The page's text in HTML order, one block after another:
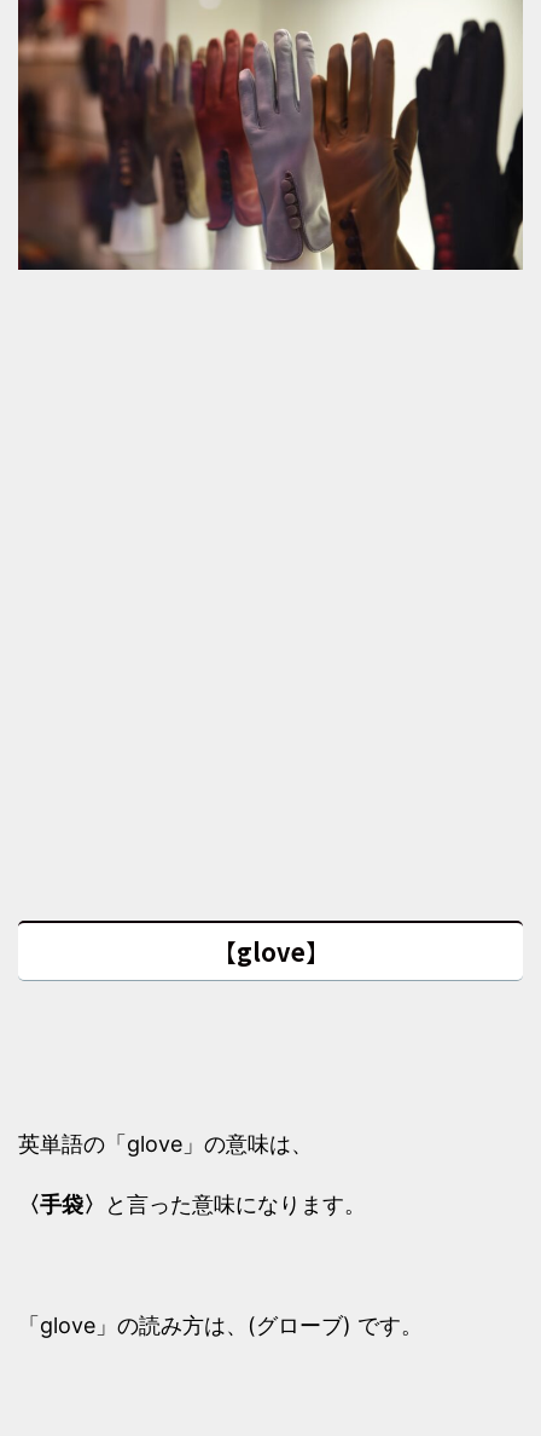
【glove】
英単語の「glove」の意味は、
〈手袋〉 と言った意味になります。
「glove」の読み方は、(グローブ) です。